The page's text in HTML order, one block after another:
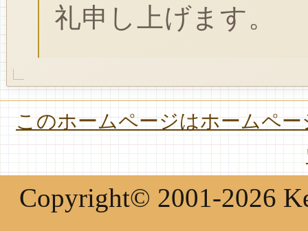
礼申し上げます。
このホームページはホームペ
Copyright© 2001-2026